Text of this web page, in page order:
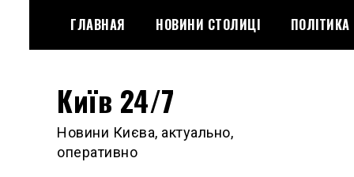
content
ГЛАВНАЯ НОВИНИ СТОЛИЦІ ПОЛІТИКА
Київ 24/7
Новини Києва, актуально,
оперативно